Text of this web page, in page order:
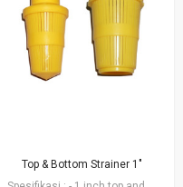
Top & Bottom Strainer 1"